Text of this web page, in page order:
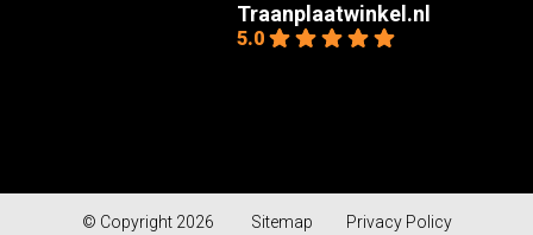
Traanplaatwinkel.nl
5.0
© Copyright 2026 Sitemap
Privacy Policy